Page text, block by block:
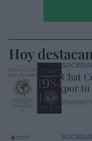
Hoy
Chat
¡por